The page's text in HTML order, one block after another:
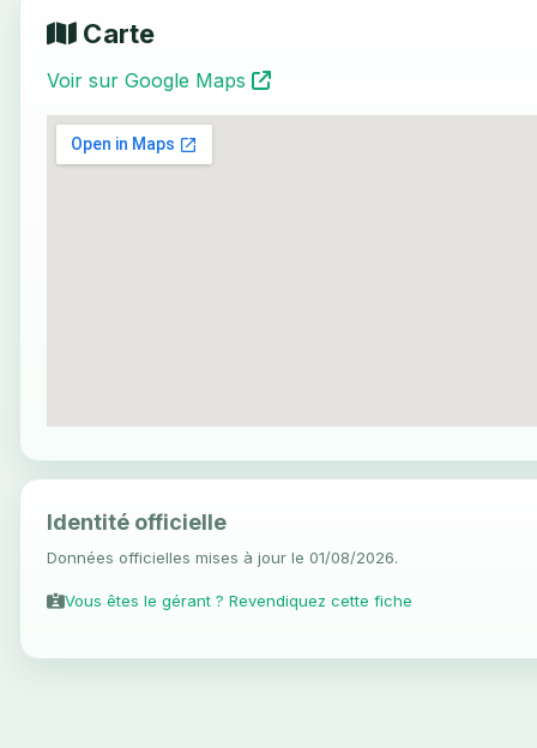
Carte
Voir sur Google Maps
Identité officielle
Données officielles mises à jour le 01/08/2026.
Vous êtes le gérant ? Revendiquez cette fiche